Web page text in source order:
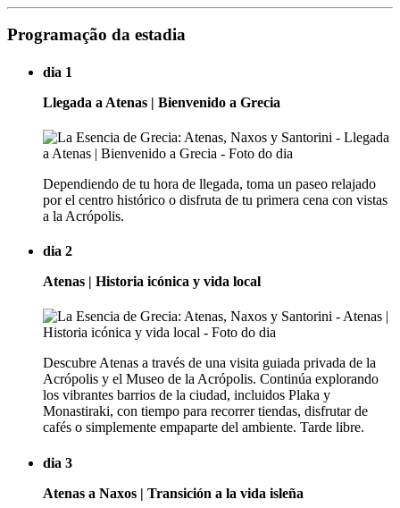
Programação da estadia
dia 1
Llegada a Atenas | Bienvenido a Grecia
Dependiendo de tu hora de llegada, toma un paseo relajado
por el centro histórico o disfruta de tu primera cena con vistas
a la Acrópolis.
dia 2
Atenas | Historia icónica y vida local
Descubre Atenas a través de una visita guiada privada de la
Acrópolis y el Museo de la Acrópolis. Continúa explorando
los vibrantes barrios de la ciudad, incluidos Plaka y
Monastiraki, con tiempo para recorrer tiendas, disfrutar de
cafés o simplemente empaparte del ambiente. Tarde libre.
dia 3
Atenas a Naxos | Transición a la vida isleña